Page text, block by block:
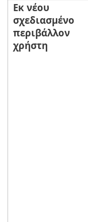
Εκ νέου
σχεδιασμένο
περιβάλλον
χρήστη